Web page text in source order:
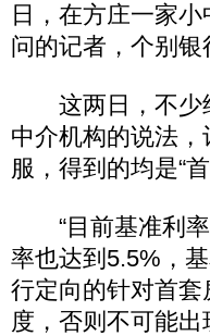
日，在方庄一家
问的记者，个别
这两日，不少经
中介机构的说法
服，得到的均是“
“目前基准利率
率也达到5.5%，
行定向的针对首
度，否则不可能出